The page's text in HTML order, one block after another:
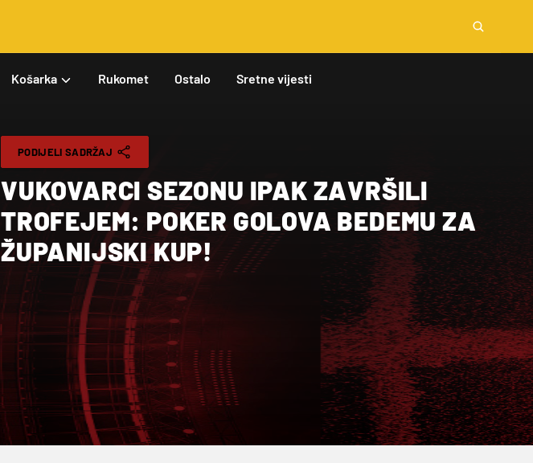
Košarka Rukomet Ostalo Sretne vijesti
PODIJELI SADRŽAJ
VUKOVARCI SEZONU IPAK ZAVRŠILI
TROFEJEM: POKER GOLOVA BEDEMU ZA
ŽUPANIJSKI KUP!